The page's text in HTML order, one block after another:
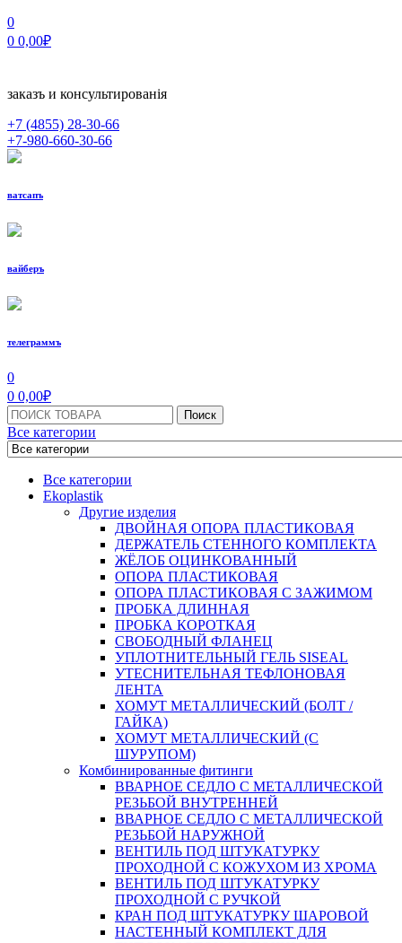
0
0 0,00₽
заказъ и консультированiя
+7 (4855) 28-30-66
+7-980-660-30-66
ватсапъ
вайберъ
телеграммъ
МЕНЮ
0
0 0,00₽
Поиск:
Поиск
Все категории
Все категории
Ekoplastik
Другие изделия
ДВОЙНАЯ ОПОРА ПЛАСТИКОВАЯ
ДЕРЖАТЕЛЬ СТЕННОГО КОМПЛЕКТА
ЖЁЛОБ ОЦИНКОВАННЫЙ
ОПОРА ПЛАСТИКОВАЯ
ОПОРА ПЛАСТИКОВАЯ С ЗАЖИМОМ
ПРОБКА ДЛИННАЯ
ПРОБКА КОРОТКАЯ
СВОБОДНЫЙ ФЛАНЕЦ
УПЛОТНИТЕЛЬНЫЙ ГЕЛЬ SISEAL
УТЕСНИТЕЛЬНАЯ ТЕФЛОНОВАЯ
ЛЕНТА
ХОМУТ МЕТАЛЛИЧЕСКИЙ (БОЛТ /
ГАЙКА)
ХОМУТ МЕТАЛЛИЧЕСКИЙ (С
ШУРУПОМ)
Комбинированные фитинги
ВВАРНОЕ СЕДЛО С МЕТАЛЛИЧЕСКОЙ
РЕЗЬБОЙ ВНУТРЕННЕЙ
ВВАРНОЕ СЕДЛО С МЕТАЛЛИЧЕСКОЙ
РЕЗЬБОЙ НАРУЖНОЙ
ВЕНТИЛЬ ПОД ШТУКАТУРКУ
ПРОХОДНОЙ С КОЖУХОМ ИЗ ХРОМА
ВЕНТИЛЬ ПОД ШТУКАТУРКУ
ПРОХОДНОЙ С РУЧКОЙ
КРАН ПОД ШТУКАТУРКУ ШАРОВОЙ
НАСТЕННЫЙ КОМПЛЕКТ ДЛЯ